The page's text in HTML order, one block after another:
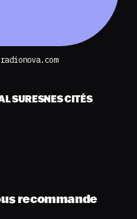
SURESNES CITÉS
recommande